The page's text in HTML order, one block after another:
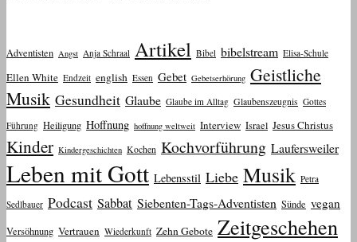
Adventisten Angst Anja Schraal Artikel Bibel bibelstream Elisa-Schule
Ellen White Endzeit english Essen Gebet Gebetserhörung Geistliche
Musik Gesundheit Glaube Glaube im Alltag Glaubenszeugnis Gottes
Führung Heiligung Hoffnung hoffnung weltweit Interview Israel Jesus Christus
Kinder Kindergeschichten Kochen Kochvorführung Laufersweiler
Leben mit Gott Lebensstil Liebe Musik Petra
Sedlbauer Podcast Sabbat Siebenten-Tags-Adventisten Sünde vegan
Versöhnung Vertrauen Wiederkunft Zehn Gebote Zeitgeschehen